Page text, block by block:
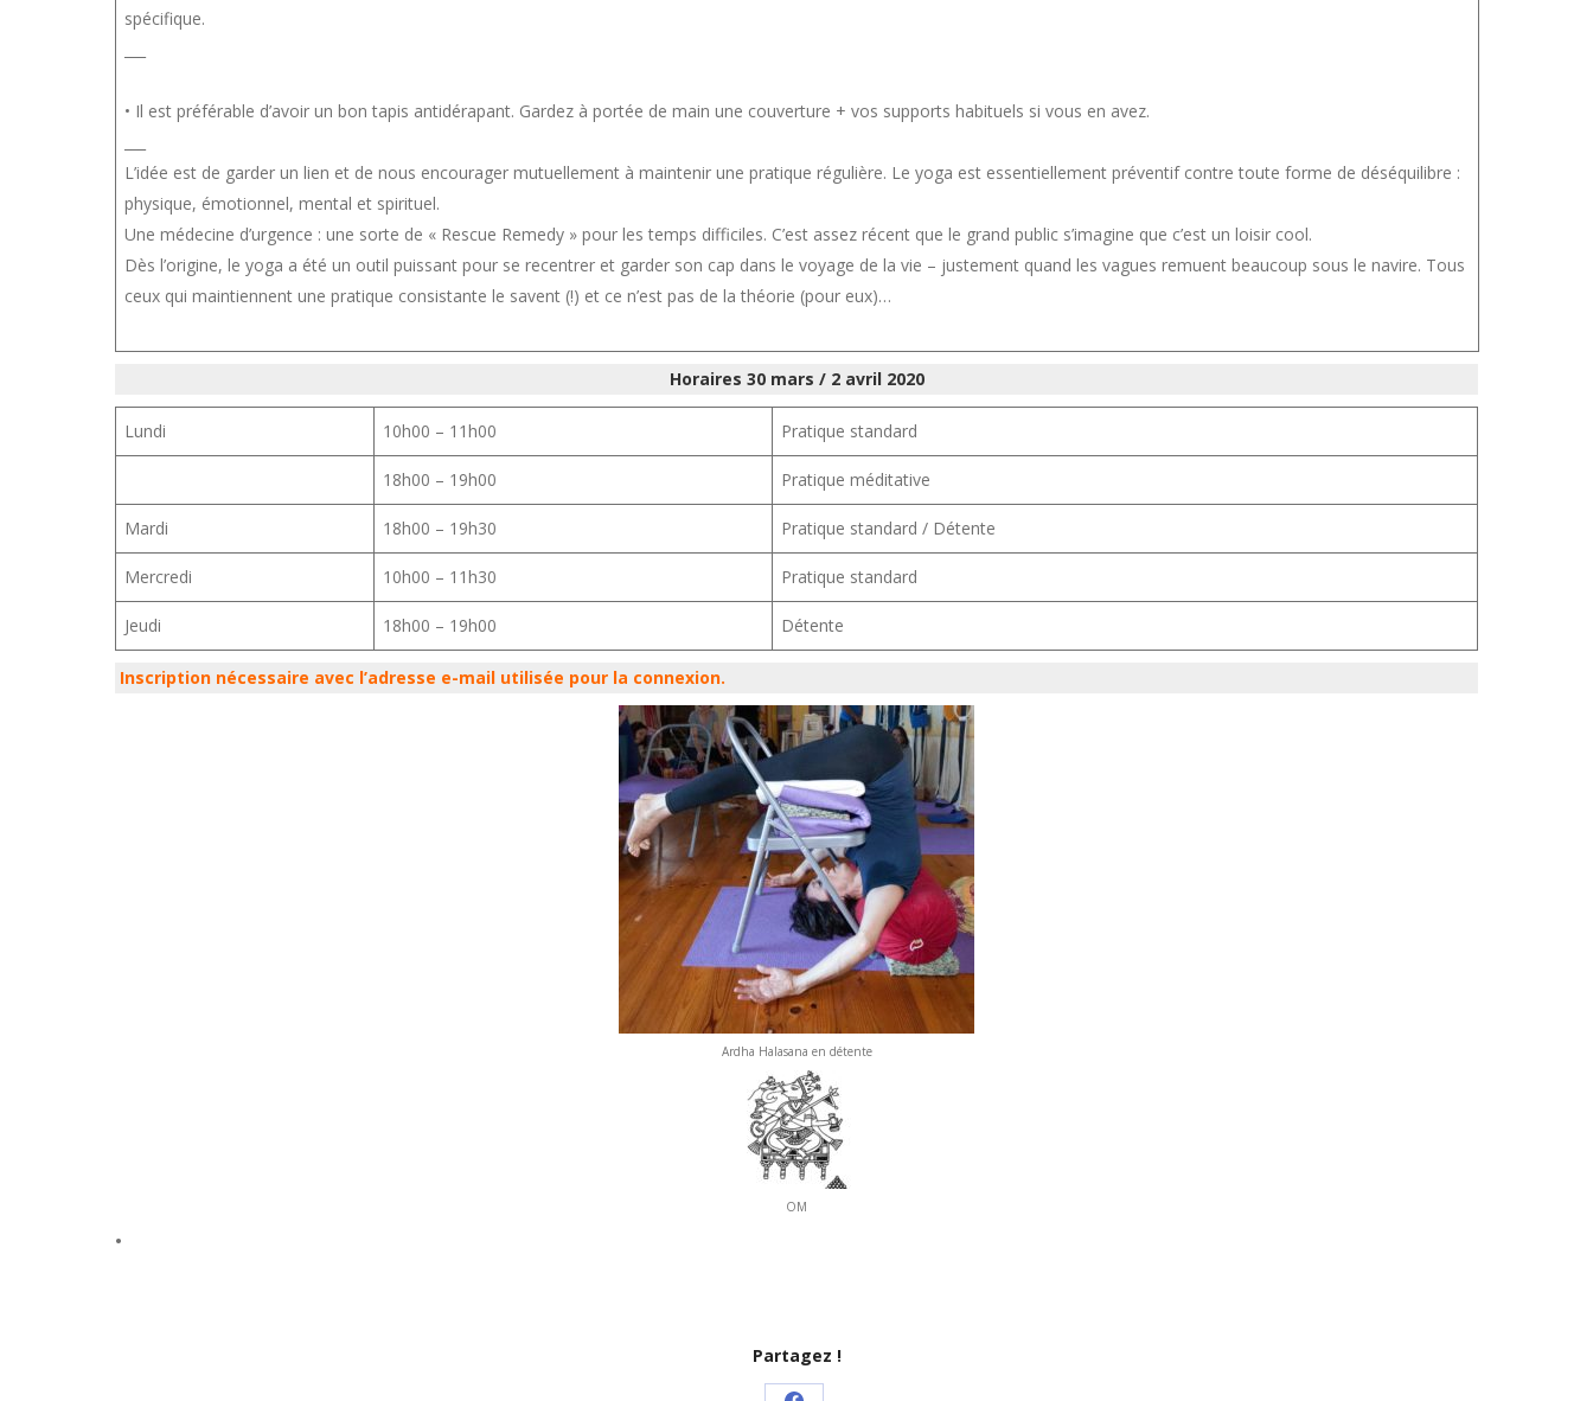
spécifique.
• Il est préférable d’avoir un bon tapis antidérapant. Gardez à portée de main une couverture + vos supports habituels si vous en avez.
L’idée est de garder un lien et de nous encourager mutuellement à maintenir une pratique régulière. Le yoga est essentiellement préventif contre toute forme de déséquilibre :
physique, émotionnel, mental et spirituel.
Une médecine d’urgence : une sorte de « Rescue Remedy » pour les temps difficiles. C’est assez récent que le grand public s’imagine que c’est un loisir cool.
Dès l’origine, le yoga a été un outil puissant pour se recentrer et garder son cap dans le voyage de la vie – justement quand les vagues remuent beaucoup sous le navire. Tous
ceux qui maintiennent une pratique consistante le savent (!) et ce n’est pas de la théorie (pour eux)…
Horaires 30 mars / 2 avril 2020
Lundi 10h00 – 11h00 Pratique standard
18h00 – 19h00 Pratique méditative
Mardi 18h00 – 19h30 Pratique standard / Détente
Mercredi 10h00 – 11h30 Pratique standard
Jeudi 18h00 – 19h00 Détente
Inscription nécessaire avec l’adresse e-mail utilisée pour la connexion.
Ardha Halasana en détente
OM
•
Partagez !